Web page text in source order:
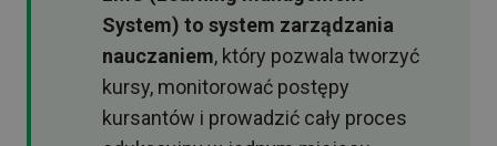
System) to system zarządzania
nauczaniem, który pozwala tworzyć
kursy, monitorować postępy
kursantów i prowadzić cały proces